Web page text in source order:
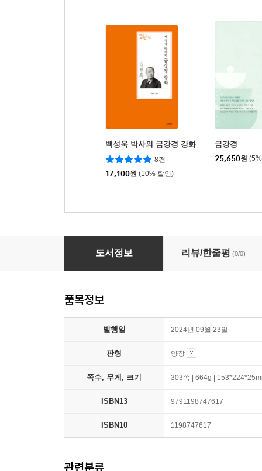
백성욱 박사의 금강경 강화
8건
17,100원 (10% 할인)
금강경
25,650원
우리는 늘 바라는 대로 이루고 있다
도서정보 리뷰/한줄평 (0/0)
품목정보
발행일 2024년 09월 23일
판형 양장
쪽수, 무게, 크기 303쪽 | 664g |
ISBN13 9791198747617
ISBN10 1198747617
관련분류